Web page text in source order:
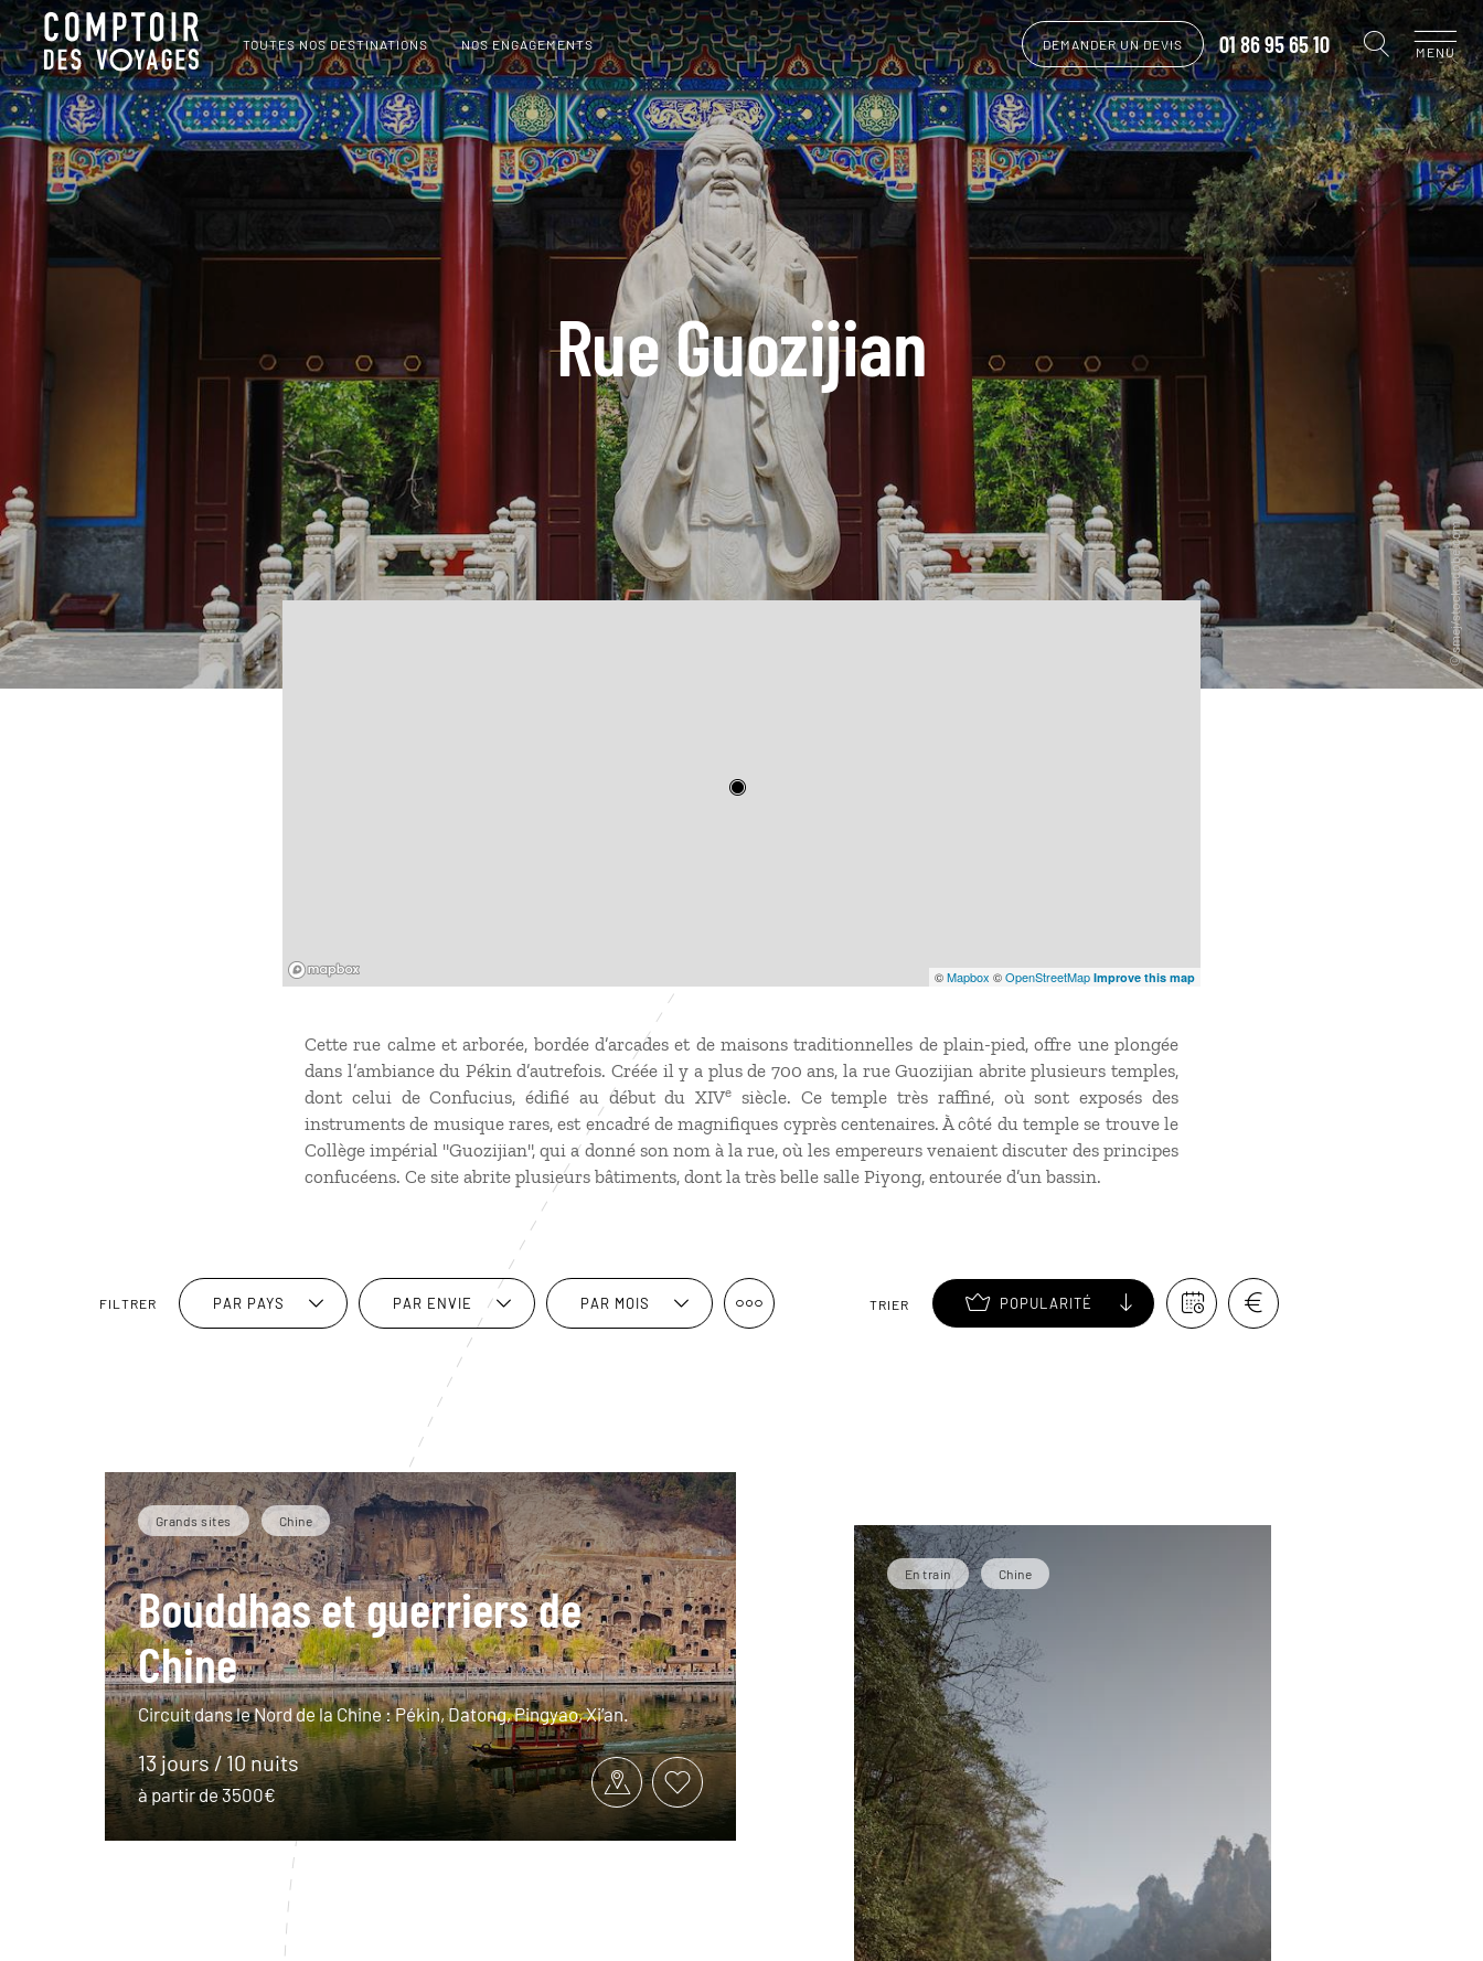
TOUTES NOS DESTINATIONS NOS ENGAGEMENTS DEMANDER UN DEVIS 01 86 95 65 10 MENU
Rue Guozijian
©Mapbox ©OpenStreetMap Improve this map
Cette rue calme et arborée, bordée d’arcades et de maisons traditionnelles de plain-pied, offre une plongée
dans l’ambiance du Pékin d’autrefois. Créée il y a plus de 700 ans, la rue Guozijian abrite plusieurs temples,
dont celui de Confucius, édifié au début du XIVe siècle. Ce temple très raffiné, où sont exposés des
instruments de musique rares, est encadré de magnifiques cyprès centenaires. À côté du temple se trouve le
Collège impérial "Guozijian", qui a donné son nom à la rue, où les empereurs venaient discuter des principes
confucéens. Ce site abrite plusieurs bâtiments, dont la très belle salle Piyong, entourée d’un bassin.
FILTRER PAR PAYS PAR ENVIE PAR MOIS TRIER POPULARITÉ
Grands sites Chine
Bouddhas et guerriers de
Chine
Circuit dans le Nord de la Chine : Pékin, Datong, Pingyao, Xi’an.
13 jours / 10 nuits
à partir de 3500€
En train Chine